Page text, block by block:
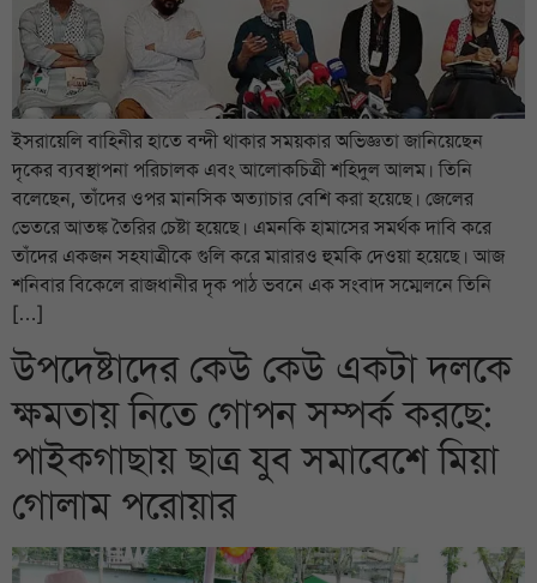
ইসরায়েলি বাহিনীর হাতে বন্দী থাকার সময়কার অভিজ্ঞতা জানিয়েছেন
দৃকের ব্যবস্থাপনা পরিচালক এবং আলোকচিত্রী শহিদুল আলম। তিনি
বলেছেন, তাঁদের ওপর মানসিক অত্যাচার বেশি করা হয়েছে। জেলের
ভেতরে আতঙ্ক তৈরির চেষ্টা হয়েছে। এমনকি হামাসের সমর্থক দাবি করে
তাঁদের একজন সহযাত্রীকে গুলি করে মারারও হুমকি দেওয়া হয়েছে। আজ
শনিবার বিকেলে রাজধানীর দৃক পাঠ ভবনে এক সংবাদ সম্মেলনে তিনি
[…]
উপদেষ্টাদের কেউ কেউ একটা দলকে
ক্ষমতায় নিতে গোপন সম্পর্ক করছে:
পাইকগাছায় ছাত্র যুব সমাবেশে মিয়া
গোলাম পরোয়ার